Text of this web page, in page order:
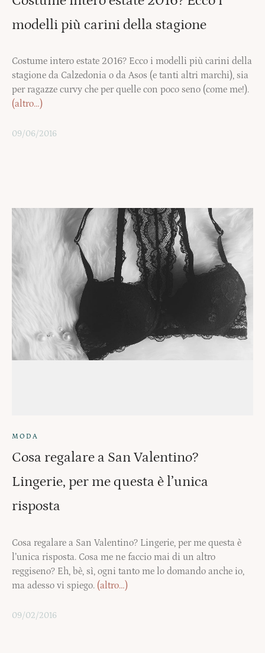
modelli più carini della stagione
Costume intero estate 2016? Ecco i modelli più carini della
stagione da Calzedonia o da Asos (e tanti altri marchi), sia
per ragazze curvy che per quelle con poco seno (come me!).
(altro…)
09/06/2016
MODA
Cosa regalare a San Valentino?
Lingerie, per me questa è l’unica
risposta
Cosa regalare a San Valentino? Lingerie, per me questa è
l’unica risposta. Cosa me ne faccio mai di un altro
reggiseno? Eh, bè, sì, ogni tanto me lo domando anche io,
ma adesso vi spiego. (altro…)
09/02/2016